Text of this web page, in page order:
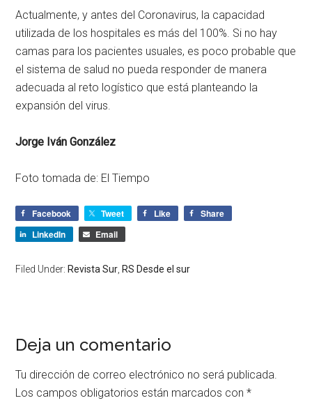
Actualmente, y antes del Coronavirus, la capacidad
utilizada de los hospitales es más del 100%. Si no hay
camas para los pacientes usuales, es poco probable que
el sistema de salud no pueda responder de manera
adecuada al reto logístico que está planteando la
expansión del virus.
Jorge Iván González
Foto tomada de: El Tiempo
Facebook Tweet Like
Share
LinkedIn
Email
Filed Under: Revista Sur RS Desde el sur
Deja un comentario
Tu dirección de correo electrónico no será publicada.
Los campos obligatorios están marcados con*